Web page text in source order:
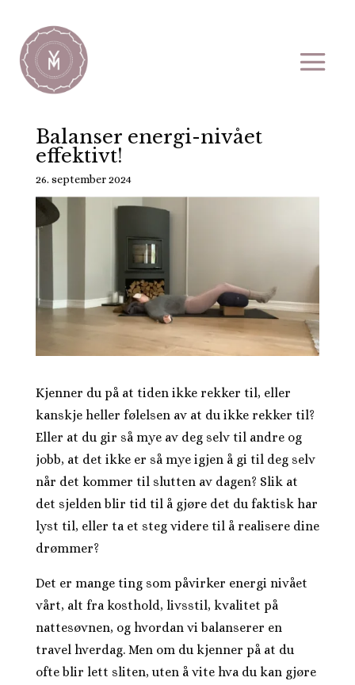
Balanser energi-nivået
effektivt!
26. september 2024
Kjenner du på at tiden ikke rekker til, eller
kanskje heller følelsen av at du ikke rekker til?
Eller at du gir så mye av deg selv til andre og
jobb, at det ikke er så mye igjen å gi til deg selv
når det kommer til slutten av dagen? Slik at
det sjelden blir tid til å gjøre det du faktisk har
lyst til, eller ta et steg videre til å realisere dine
drømmer?
Det er mange ting som påvirker energi nivået
vårt, alt fra kosthold, livsstil, kvalitet på
nattesøvnen, og hvordan vi balanserer en
travel hverdag. Men om du kjenner på at du
ofte blir lett sliten, uten å vite hva du kan gjøre